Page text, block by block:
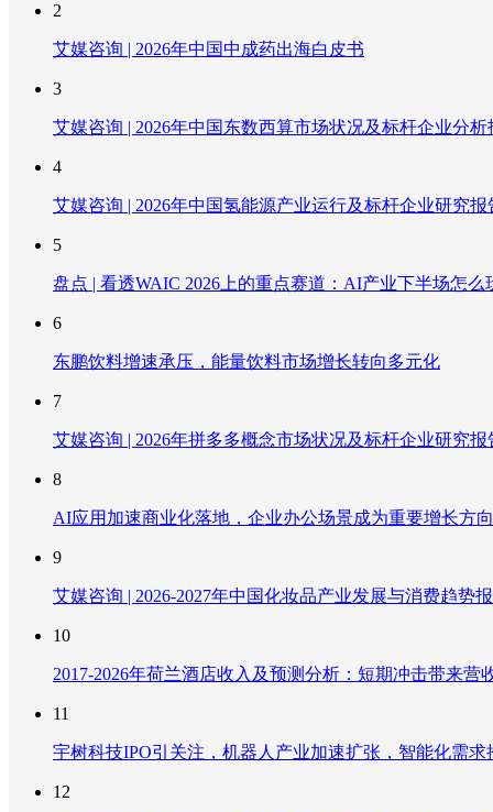
2
艾媒咨询 | 2026年中国中成药出海白皮书
3
艾媒咨询 | 2026年中国东数西算市场状况及标杆企业分析
4
艾媒咨询 | 2026年中国氢能源产业运行及标杆企业研究报
5
盘点 | 看透WAIC 2026上的重点赛道：AI产业下半场怎么
6
东鹏饮料增速承压，能量饮料市场增长转向多元化
7
艾媒咨询 | 2026年拼多多概念市场状况及标杆企业研究报
8
AI应用加速商业化落地，企业办公场景成为重要增长方向
9
艾媒咨询 | 2026-2027年中国化妆品产业发展与消费趋势
10
2017-2026年荷兰酒店收入及预测分析：短期冲击带来
11
宇树科技IPO引关注，机器人产业加速扩张，智能化需求
12